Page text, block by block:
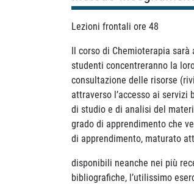
Lezioni frontali ore 48
Il corso di Chemioterapia
studenti concentreranno la
consultazione delle risorse
attraverso l’accesso ai servizi
di studio e di analisi del
grado di apprendimento che
di apprendimento, maturato
disponibili neanche nei più
bibliografiche, l’utilissimo